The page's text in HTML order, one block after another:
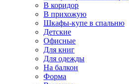
В коридор
В прихожую
Шкафы-купе в спальню
Детские
Офисные
Для книг
Для одежды
На балкон
Форма